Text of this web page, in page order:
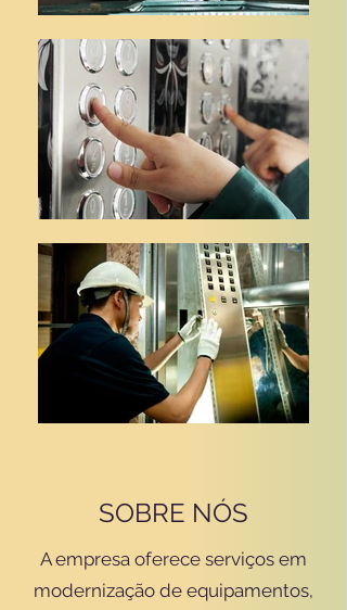
SOBRE NÓS
A empresa oferece serviços em
modernização de equipamentos,